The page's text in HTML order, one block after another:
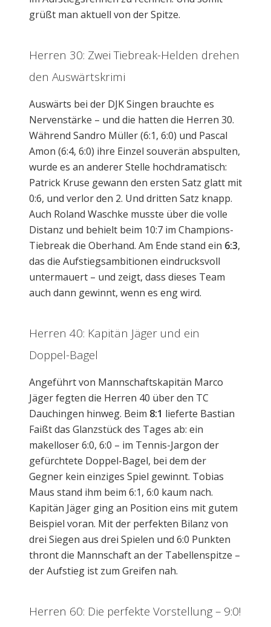
grüßt man aktuell von der Spitze.
Herren 30: Zwei Tiebreak-Helden drehen
den Auswärtskrimi
Auswärts bei der DJK Singen brauchte es
Nervenstärke – und die hatten die Herren 30.
Während Sandro Müller (6:1, 6:0) und Pascal
Amon (6:4, 6:0) ihre Einzel souverän abspulten,
wurde es an anderer Stelle hochdramatisch:
Patrick Kruse gewann den ersten Satz glatt mit
0:6, und verlor den 2. Und dritten Satz knapp.
Auch Roland Waschke musste über die volle
Distanz und behielt beim 10:7 im Champions-
Tiebreak die Oberhand. Am Ende stand ein 6:3,
das die Aufstiegsambitionen eindrucksvoll
untermauert – und zeigt, dass dieses Team
auch dann gewinnt, wenn es eng wird.
Herren 40: Kapitän Jäger und ein
Doppel-Bagel
Angeführt von Mannschaftskapitän Marco
Jäger fegten die Herren 40 über den TC
Dauchingen hinweg. Beim 8:1 lieferte Bastian
Faißt das Glanzstück des Tages ab: ein
makelloser 6:0, 6:0 – im Tennis-Jargon der
gefürchtete Doppel-Bagel, bei dem der
Gegner kein einziges Spiel gewinnt. Tobias
Maus stand ihm beim 6:1, 6:0 kaum nach.
Kapitän Jäger ging an Position eins mit gutem
Beispiel voran. Mit der perfekten Bilanz von
drei Siegen aus drei Spielen und 6:0 Punkten
thront die Mannschaft an der Tabellenspitze –
der Aufstieg ist zum Greifen nah.
Herren 60: Die perfekte Vorstellung – 9:0!